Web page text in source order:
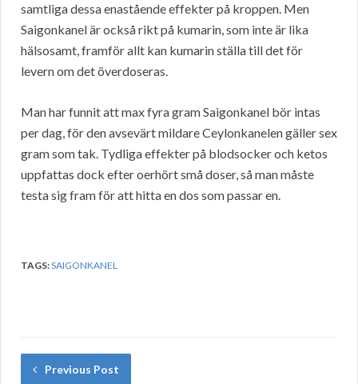
samtliga dessa enastående effekter på kroppen. Men
Saigonkanel är också rikt på kumarin, som inte är lika
hälsosamt, framför allt kan kumarin ställa till det för
levern om det överdoseras.
Man har funnit att max fyra gram Saigonkanel bör intas
per dag, för den avsevärt mildare Ceylonkanelen gäller sex
gram som tak. Tydliga effekter på blodsocker och ketos
uppfattas dock efter oerhört små doser, så man måste
testa sig fram för att hitta en dos som passar en.
TAGS:SAIGONKANEL
Previous Post